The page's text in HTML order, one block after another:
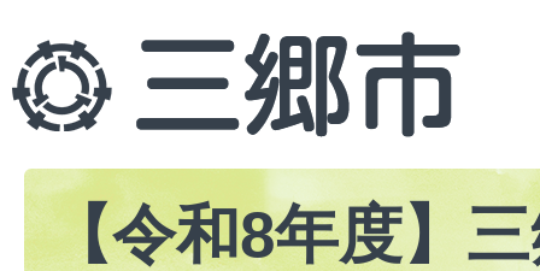
【令和8年度】